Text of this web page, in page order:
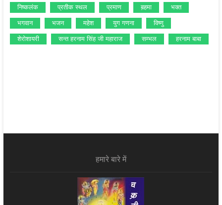
निष्‍कलंक प्रतीक स्‍थल प्रमाण ब़हमा भक्‍त
भगवान भजन महेश युग गणना विष्‍णु
शेरोशायरी सन्‍त हरनाम सिंह जी महाराज सम्‍भल हरनाम बाबा
हमारे बारे में